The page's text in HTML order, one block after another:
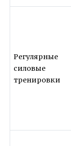
Регулярные
силовые
тренировки